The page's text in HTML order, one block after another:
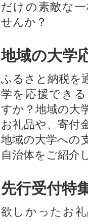
だけの素敵な
せんか？
地域の大学
ふるさと納税を
学を応援でき
すか？地域の大
お礼品や、寄付
地域の大学への
自治体をご紹介
先行受付特
欲しかったお